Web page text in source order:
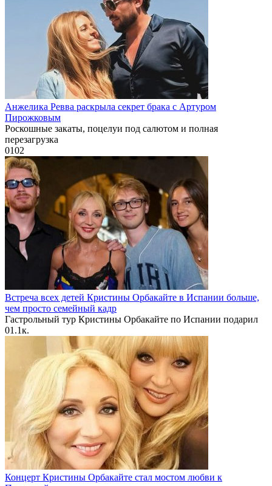
Анжелика Ревва раскрыла секрет брака с Артуром
Пирожковым
Роскошные закаты, поцелуи под салютом и полная
перезагрузка
0102
Встреча всех детей Кристины Орбакайте в Испании больше,
чем просто семейный кадр
Гастрольный тур Кристины Орбакайте по Испании подарил
01.1к.
Концерт Кристины Орбакайте стал мостом любви к